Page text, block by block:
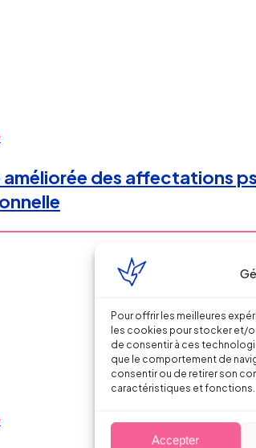
Pour offrir les meilleures
les cookies pour stocker et/
de consentir à ces
que le comportement de
consentir ou de retirer son
caractéristiques et fonctions.
Accepter
améliorée des